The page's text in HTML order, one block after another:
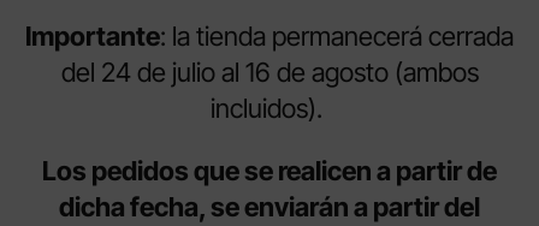
Importante: la tienda permanecerá cerrada
del 24 de julio al 16 de agosto (ambos
incluidos).
Los pedidos que se realicen a partir de
dicha fecha, se enviarán a partir del